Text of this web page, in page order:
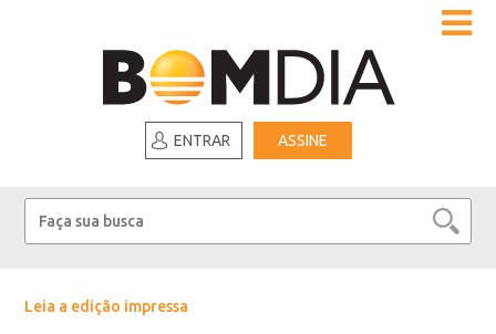
ENTRAR ASSINE
Leia a edição impressa